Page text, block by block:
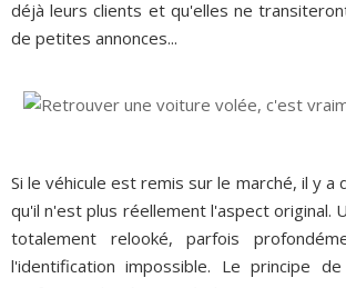
déjà leurs clients et qu'elles ne
de petites annonces...
Si le véhicule est remis sur le marché, il y a
qu'il n'est plus réellement l'aspect original.
totalement relooké, parfois
l'identification impossible. Le principe